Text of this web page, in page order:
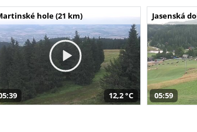
hole (21 km)
12,2 °C
Jasenská
05:59